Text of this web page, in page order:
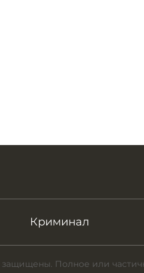
Криминал
защищены. Полное или